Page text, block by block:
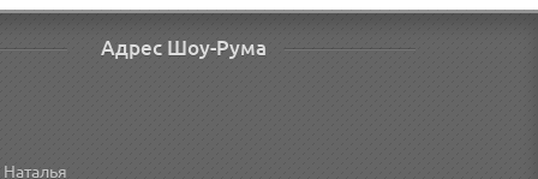
Адрес Шоу-Рума